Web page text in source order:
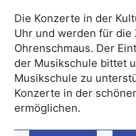
Die Konzerte in der
Uhr und werden für
Ohrenschmaus. Der
der Musikschule bittet
Musikschule zu
Konzerte in der
ermöglichen.